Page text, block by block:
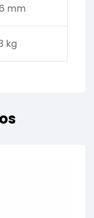
mm
kg